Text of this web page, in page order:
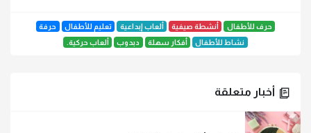
حرف للأطفال أنشطة صيفية ألعاب إبداعية تعليم للأطفال
حرفة
نشاط للأطفال
أفكار سهلة دبدوب ألعاب حركية.
أخبار متعلقة